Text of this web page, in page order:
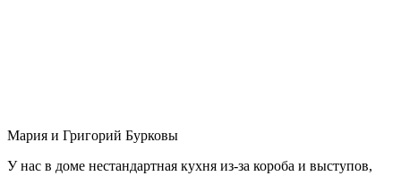
Мария и Григорий Бурковы
У нас в доме нестандартная кухня из-за короба и выступов,